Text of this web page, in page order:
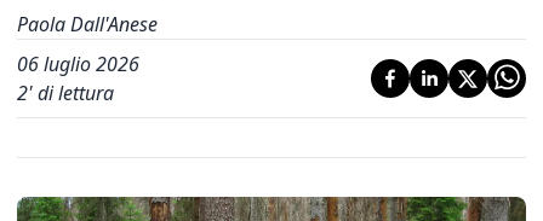
Paola Dall'Anese
06 luglio 2026
2' di lettura